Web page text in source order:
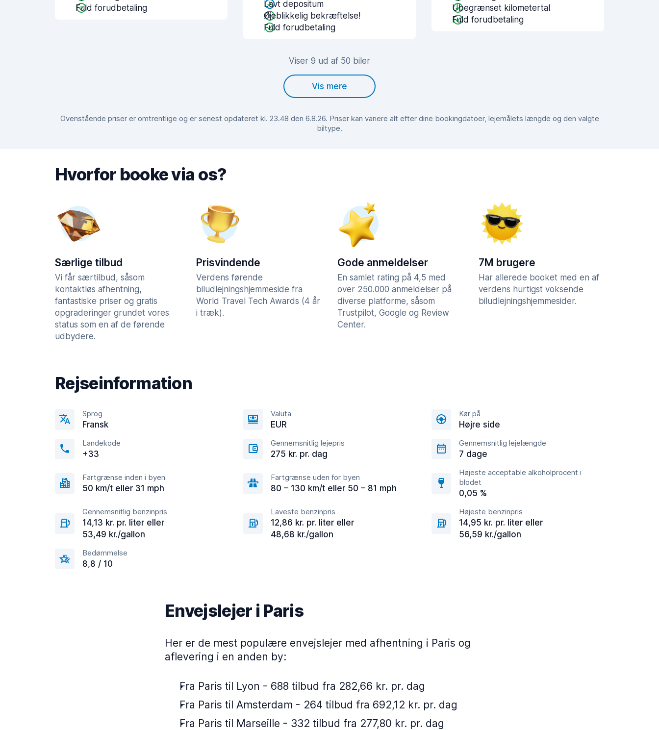
Fuld forudbetaling
Lavt depositum
Øjeblikkelig bekræftelse!
Fuld forudbetaling
Ubegrænset kilometertal
Fuld forudbetaling
Viser 9 ud af 50 biler
Vis mere
Ovenstående priser er omtrentlige og er senest opdateret kl. 23.48 den 6.8.26. Priser kan variere alt efter dine bookingdatoer, lejemålets længde og den valgte
biltype.
Hvorfor booke via os?
Særlige tilbud
Vi får særtilbud, såsom
kontaktløs afhentning,
fantastiske priser og gratis
opgraderinger grundet vores
status som en af de førende
udbydere.
Prisvindende
Verdens førende
biludlejningshjemmeside fra
World Travel Tech Awards (4 år
i træk).
Gode anmeldelser
En samlet rating på 4,5 med
over 250.000 anmeldelser på
diverse platforme, såsom
Trustpilot, Google og Review
Center.
7M brugere
Har allerede booket med en af
verdens hurtigst voksende
biludlejningshjemmesider.
Rejseinformation
Sprog
Fransk
Valuta
EUR
Kør på
Højre side
Landekode
+33
Gennemsnitlig lejepris
275 kr. pr. dag
Gennemsnitlig lejelængde
7 dage
Fartgrænse inden i byen
50 km/t eller 31 mph
Fartgrænse uden for byen
80 – 130 km/t eller 50 – 81 mph
Højeste acceptable alkoholprocent i
blodet
0,05 %
Gennemsnitlig benzinpris
14,13 kr. pr. liter eller
53,49 kr./gallon
Laveste benzinpris
12,86 kr. pr. liter eller
48,68 kr./gallon
Højeste benzinpris
14,95 kr. pr. liter eller
56,59 kr./gallon
Bedømmelse
8,8 / 10
Envejslejer i Paris
Her er de mest populære envejslejer med afhentning i Paris og
aflevering i en anden by:
Fra Paris til Lyon - 688 tilbud fra 282,66 kr. pr. dag
Fra Paris til Amsterdam - 264 tilbud fra 692,12 kr. pr. dag
Fra Paris til Marseille - 332 tilbud fra 277,80 kr. pr. dag